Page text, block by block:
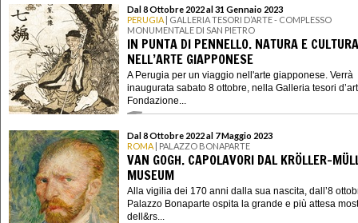
Dal 8 Ottobre 2022 al 31 Gennaio 2023
PERUGIA | GALLERIA TESORI D’ARTE - COMPLESSO
MONUMENTALE DI SAN PIETRO
IN PUNTA DI PENNELLO. NATURA E CULTURA
NELL’ARTE GIAPPONESE
A Perugia per un viaggio nell'arte giapponese. Verrà
inaugurata sabato 8 ottobre, nella Galleria tesori
Fondazione...
Dal 8 Ottobre 2022 al 7 Maggio 2023
ROMA | PALAZZO BONAPARTE
VAN GOGH. CAPOLAVORI DAL KRÖLLER-
MUSEUM
Alla vigilia dei 170 anni dalla sua nascita, dall’8
Palazzo Bonaparte ospita la grande e più attesa
dell&rs...